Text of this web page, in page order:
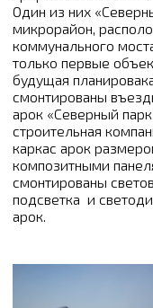
Один из них
микрорайон,
коммунального
только первые
будущая
смонтированы
арок «Северный
строительная
каркас арок
композитными
смонтированы
подсветка и
арок.